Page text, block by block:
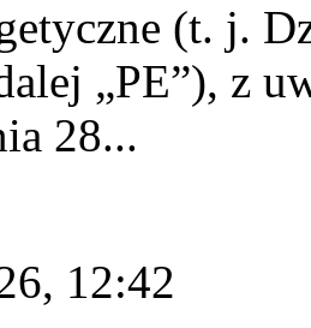
(t. j.
„PE”), z
28...
12:42